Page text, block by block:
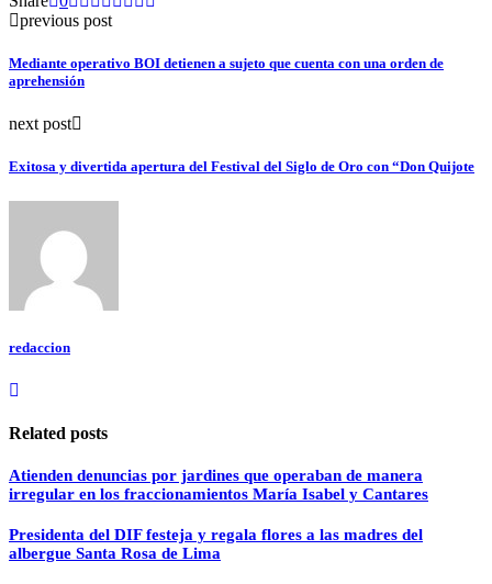
previous post
Mediante operativo BOI detienen a sujeto que cuenta con una orden de
aprehensión
next post
Exitosa y divertida apertura del Festival del Siglo de Oro con “Don Quijote
redaccion
Related posts
Atienden denuncias por jardines que operaban de manera
irregular en los fraccionamientos María Isabel y Cantares
Presidenta del DIF festeja y regala flores a las madres del
albergue Santa Rosa de Lima